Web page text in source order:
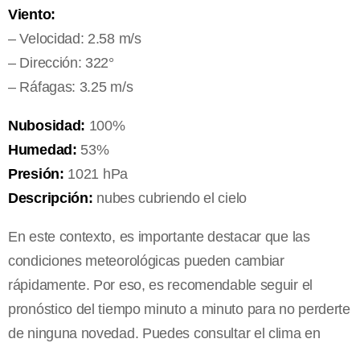
Viento:
– Velocidad: 2.58 m/s
– Dirección: 322°
– Ráfagas: 3.25 m/s
Nubosidad: 100%
Humedad: 53%
Presión: 1021 hPa
Descripción: nubes cubriendo el cielo
En este contexto, es importante destacar que las
condiciones meteorológicas pueden cambiar
rápidamente. Por eso, es recomendable seguir el
pronóstico del tiempo minuto a minuto para no perderte
de ninguna novedad. Puedes consultar el clima en